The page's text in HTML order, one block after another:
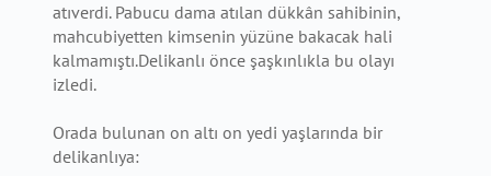
atıverdi. Pabucu dama atılan dükkân sahibinin,
mahcubiyetten kimsenin yüzüne bakacak hali
kalmamıştı.Delikanlı önce şaşkınlıkla bu olayı
izledi.
Orada bulunan on altı on yedi yaşlarında bir
delikanlıya: